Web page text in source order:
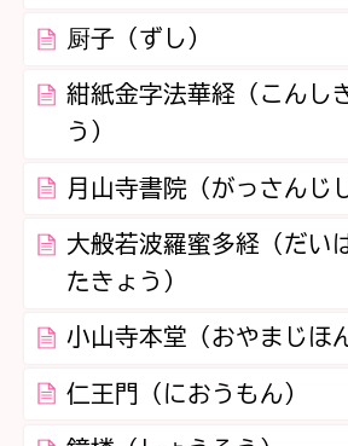
厨子（ずし）
紺紙金字法華経（こんし
う）
月山寺書院（がっさんじ
大般若波羅蜜多経（だい
たきょう）
小山寺本堂（おやまじほ
仁王門（におうもん）